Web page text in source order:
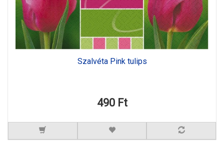
Szalvéta Pink tulips
490 Ft